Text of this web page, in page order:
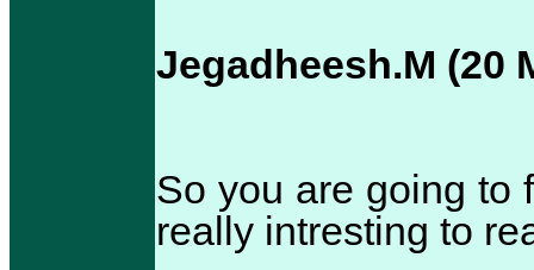
Jegadheesh.M (20
So you are going to
really intresting to